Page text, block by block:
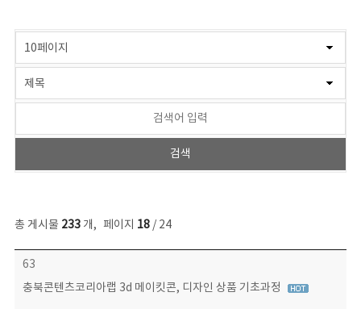
총 게시물 233개, 페이지 18/ 24
보도자료 목록 - 번호, 제목, 작성자, 파일, 조회수, 작성일 정보 제공
63
충북콘텐츠코리아랩 3d 메이킷콘, 디자인 상품 기초과정